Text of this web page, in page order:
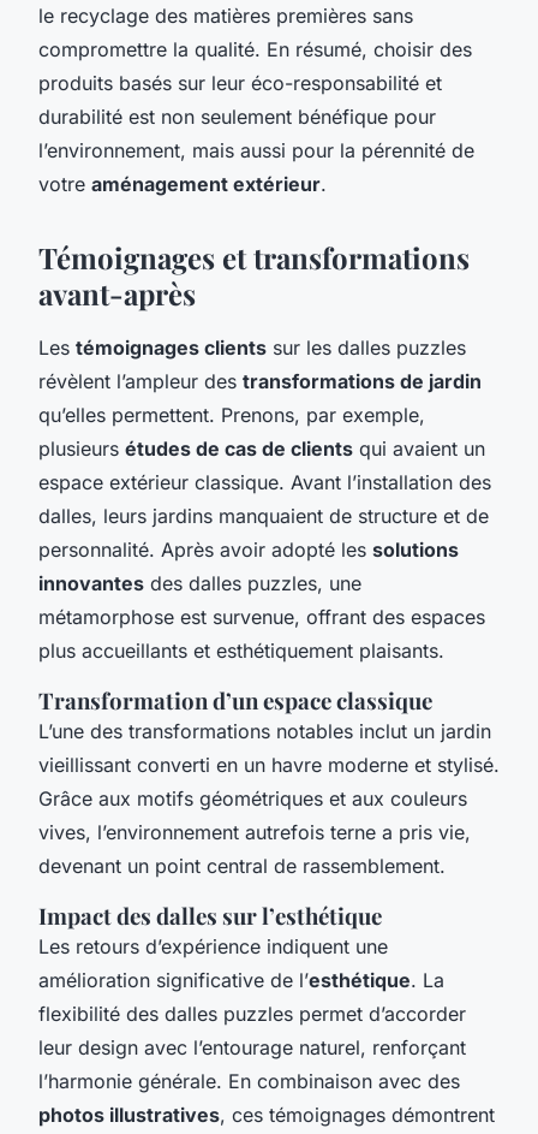
le recyclage des matières premières sans
compromettre la qualité. En résumé, choisir des
produits basés sur leur éco-responsabilité et
durabilité est non seulement bénéfique pour
l’environnement, mais aussi pour la pérennité de
votre aménagement extérieur.
Témoignages et transformations
avant-après
Les témoignages clients sur les dalles puzzles
révèlent l’ampleur des transformations de jardin
qu’elles permettent. Prenons, par exemple,
plusieurs études de cas de clients qui avaient un
espace extérieur classique. Avant l’installation des
dalles, leurs jardins manquaient de structure et de
personnalité. Après avoir adopté les solutions
innovantes des dalles puzzles, une
métamorphose est survenue, offrant des espaces
plus accueillants et esthétiquement plaisants.
Transformation d’un espace classique
L’une des transformations notables inclut un jardin
vieillissant converti en un havre moderne et stylisé.
Grâce aux motifs géométriques et aux couleurs
vives, l’environnement autrefois terne a pris vie,
devenant un point central de rassemblement.
Impact des dalles sur l’esthétique
Les retours d’expérience indiquent une
amélioration significative de l’esthétique. La
flexibilité des dalles puzzles permet d’accorder
leur design avec l’entourage naturel, renforçant
l’harmonie générale. En combinaison avec des
photos illustratives, ces témoignages démontrent